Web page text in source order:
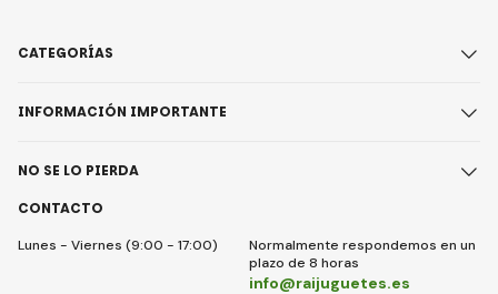
CONTACTO
Lunes - Viernes (9:00 - 17:00)
Normalmente respondemos en un
plazo de 8 horas
info@raijuguetes.es
CATEGORÍAS
INFORMACIÓN IMPORTANTE
NO SE LO PIERDA